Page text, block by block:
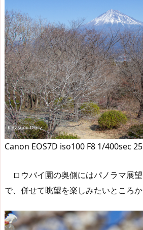
Canon EOS7D iso100 F8 1/400sec
ロウバイ園の奥側にはパノラマ展
で、併せて眺望を楽しみたいところか